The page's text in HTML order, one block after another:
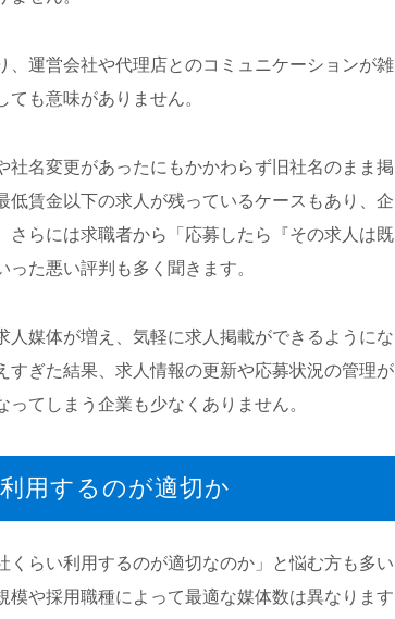
、運営会社や代理店とのコミュニケーションが雑
も意味がありません。
社名変更があったにもかかわらず旧社名のまま掲
低賃金以下の求人が残っているケースもあり、企
さらには求職者から「応募したら『その求人は既
た悪い評判も多く聞きます。
人媒体が増え、気軽に求人掲載ができるようにな
すぎた結果、求人情報の更新や応募状況の管理が
てしまう企業も少なくありません。
用するのが適切か
くらい利用するのが適切なのか」と悩む方も多い
模や採用職種によって最適な媒体数は異なります